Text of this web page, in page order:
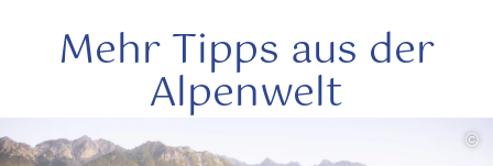
Mehr Tipps aus der
Alpenwelt
©